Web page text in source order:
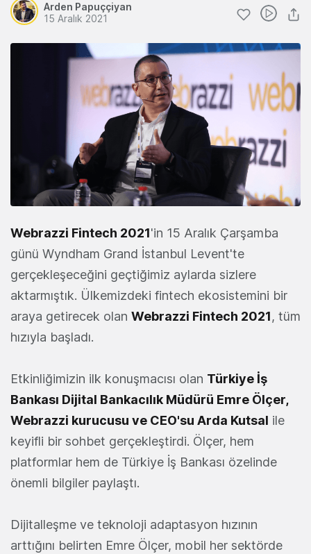
Arden Papuççiyan
15 Aralık 2021
Webrazzi Fintech 2021'in 15 Aralık Çarşamba
günü Wyndham Grand İstanbul Levent'te
gerçekleşeceğini geçtiğimiz aylarda sizlere
aktarmıştık. Ülkemizdeki fintech ekosistemini bir
araya getirecek olan Webrazzi Fintech 2021, tüm
hızıyla başladı.
Etkinliğimizin ilk konuşmacısı olan Türkiye İş
Bankası Dijital Bankacılık Müdürü Emre Ölçer,
Webrazzi kurucusu ve CEO'su Arda Kutsal ile
keyifli bir sohbet gerçekleştirdi. Ölçer, hem
platformlar hem de Türkiye İş Bankası özelinde
önemli bilgiler paylaştı.
Dijitalleşme ve teknoloji adaptasyon hızının
arttığını belirten Emre Ölçer, mobil her sektörde